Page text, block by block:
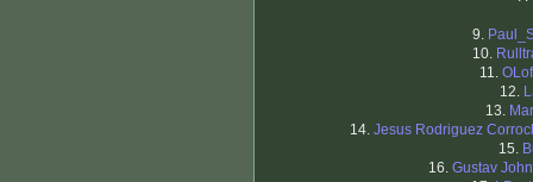
9.
10.
11.
12.
13.
14. Jesus Rodriguez
15.
16. Gustav